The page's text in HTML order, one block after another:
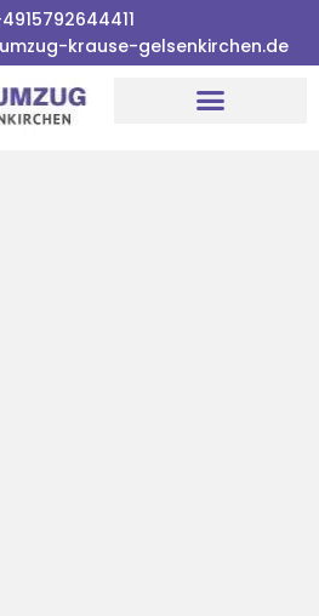
krause-gelsenkirchen.de